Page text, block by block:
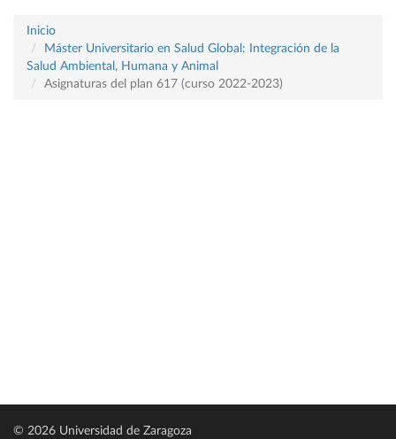
Inicio
Máster Universitario en Salud Global: Integración de la
Salud Ambiental, Humana y Animal
Asignaturas del plan 617 (curso 2022-2023)
© 2026 Universidad de Zaragoza